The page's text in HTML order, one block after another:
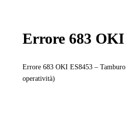
Errore 683 OKI
Errore 683 OKI ES8453 –
operatività)